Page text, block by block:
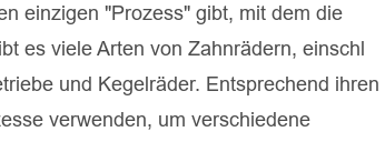
einzigen "Prozess" gibt, mit dem die
es viele Arten von Zahnrädern, einschl
und Kegelräder. Entsprechend ihren
verwenden, um verschiedene